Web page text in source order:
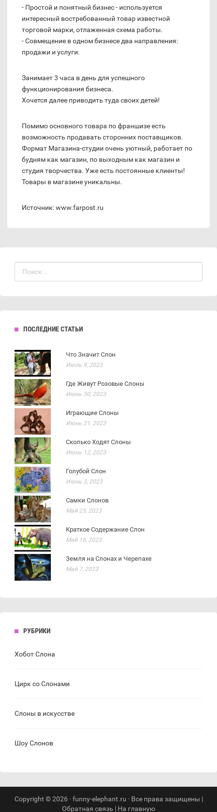
- Простой и понятный бизнес - используется
интересный востребованный товар известной
торговой марки, отлаженная схема работы.
- Совмещение в одном бизнесе два направления:
продажи и услуги.
Занимает 3 часа в день для успешного
функционирования бизнеса.
Хочется далее приводить туда своих детей!
Помимо основного товара по франшизе есть
возможность продавать сторонних поставщиков.
Формат Магазина-студии очень уютный, работает по
будням как магазин, по выходным как магазин и
студия творчества. Уже есть постоянные клиенты!
Товары в магазине уникальны.
Источник: www.farpost.ru
ПОСЛЕДНИЕ СТАТЬИ
Что Значит Слон
Июль 9, 2023
Где Живут Розовые Слоны
Июнь 30, 2023
Играющие Слоны
Июнь 21, 2023
Сколько Ходят Слоны
Июнь 12, 2023
Голубой Слон
Июнь 3, 2023
Самки Слонов
Май 25, 2023
Краткое Содержание Слон
Май 16, 2023
Земля на Слонах и Черепахе
Май 7, 2023
РУБРИКИ
Хобот Слона
Цирк со Слонами
Слоны в искусстве
Шоу Слонов
Copyright © 2026 · funny-elephant.ru · Все права защищены |
Обратная связь | На главную